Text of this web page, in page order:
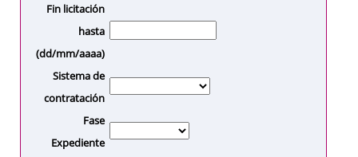
Fin licitación
hasta
(dd/mm/aaaa)
Sistema de
contratación
Fase
Expediente